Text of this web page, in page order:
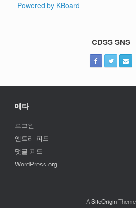
Powered by KBoard
CDSS SNS
메타
로그인
엔트리 피드
댓글 피드
WordPress.org
A SiteOriginTheme